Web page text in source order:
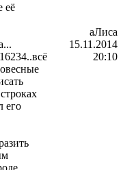
её
его
аЛиса
15.11.2014
20:10